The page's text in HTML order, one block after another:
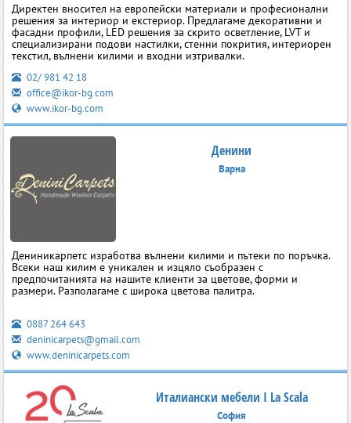
Директен вносител на европейски материали и професионални
решения за интериор и екстериор. Предлагаме декоративни и
фасадни профили, LED решения за скрито осветление, LVT и
специализирани подови настилки, стенни покрития, интериорен
текстил, вълнени килими и входни изтривалки.
02/ 981 42 18
office@ikor-bg.com
www.ikor-bg.com
Денини
Варна
Дениникарпетс изработва вълнени килими и пътеки по поръчка.
Всеки наш килим е уникален и изцяло съобразен с
предпочитанията на нашите клиенти за цветове, форми и
размери. Разполагаме с широка цветова палитра.
0887 264 643
deninicarpets@gmail.com
www.deninicarpets.com
Италиански мебели I La Scala
София